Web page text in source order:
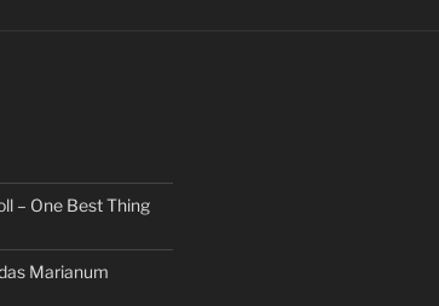
– One Best Thing
Marianum